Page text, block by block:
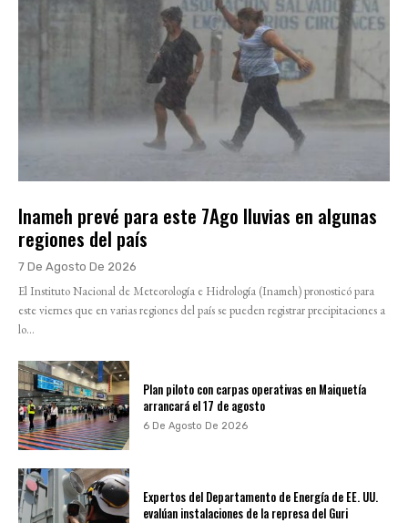
Inameh prevé para este 7Ago lluvias en algunas
regiones del país
7 De Agosto De 2026
El Instituto Nacional de Meteorología e Hidrología (Inameh) pronosticó para
este viernes que en varias regiones del país se pueden registrar precipitaciones a
lo...
Plan piloto con carpas operativas en Maiquetía
arrancará el 17 de agosto
6 De Agosto De 2026
Expertos del Departamento de Energía de EE. UU.
evalúan instalaciones de la represa del Guri